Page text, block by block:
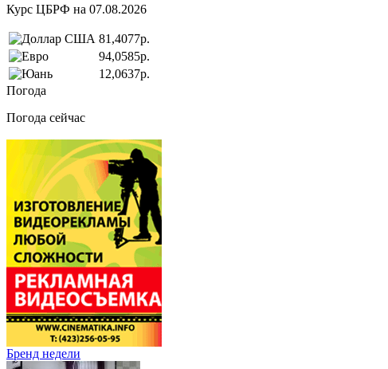
Курс ЦБРФ на 07.08.2026
81,4077р.
94,0585р.
12,0637р.
Погода
Погода сейчас
Бренд недели